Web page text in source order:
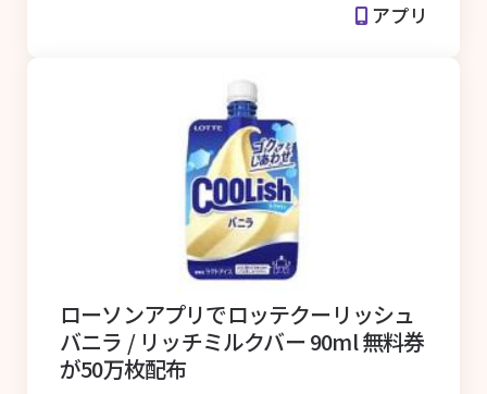
アプリ
ローソンアプリでロッテクーリッシュ
バニラ / リッチミルクバー 90ml 無料券
が50万枚配布